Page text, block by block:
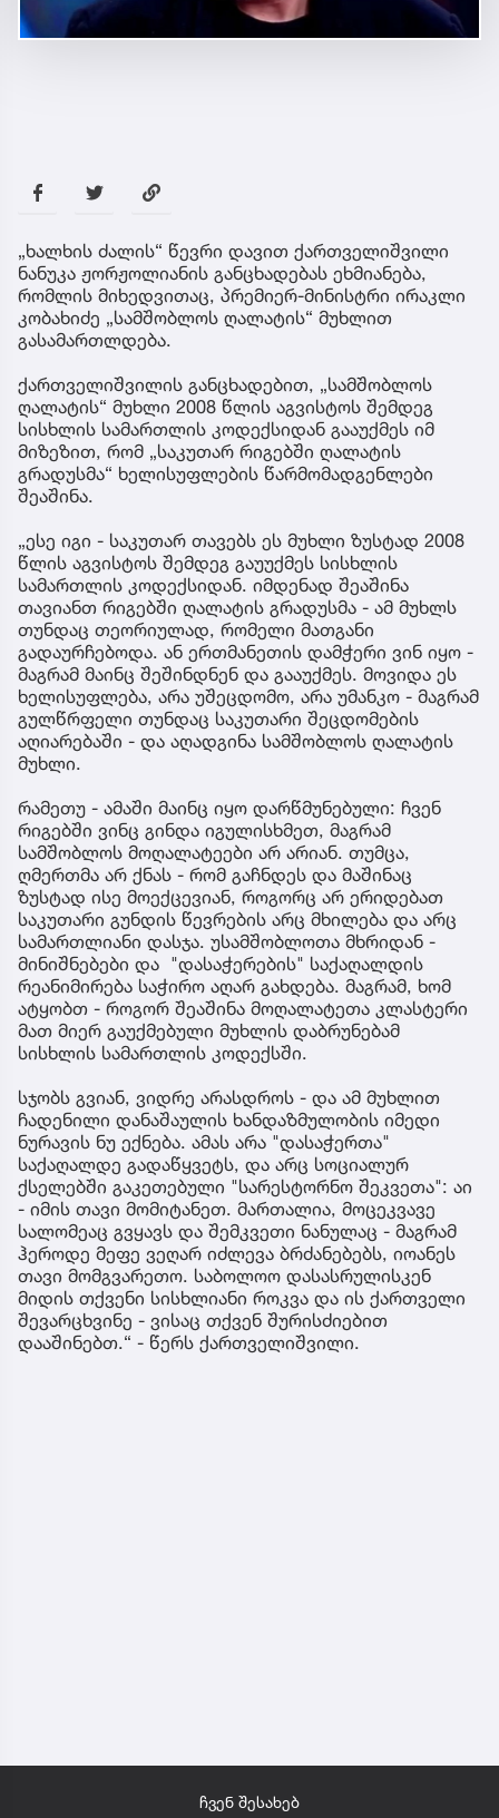
„ხალხის ძალის“ წევრი დავით ქართველიშვილი
ნანუკა ჟორჟოლიანის განცხადებას ეხმიანება,
რომლის მიხედვითაც, პრემიერ-მინისტრი ირაკლი
კობახიძე „სამშობლოს ღალატის“ მუხლით
გასამართლდება.
ქართველიშვილის განცხადებით, „სამშობლოს
ღალატის“ მუხლი 2008 წლის აგვისტოს შემდეგ
სისხლის სამართლის კოდექსიდან გააუქმეს იმ
მიზეზით, რომ „საკუთარ რიგებში ღალატის
გრადუსმა“ ხელისუფლების წარმომადგენლები
შეაშინა.
„ესე იგი - საკუთარ თავებს ეს მუხლი ზუსტად 2008
წლის აგვისტოს შემდეგ გაუუქმეს სისხლის
სამართლის კოდექსიდან. იმდენად შეაშინა
თავიანთ რიგებში ღალატის გრადუსმა - ამ მუხლს
თუნდაც თეორიულად, რომელი მათგანი
გადაურჩებოდა. ან ერთმანეთის დამჭერი ვინ იყო -
მაგრამ მაინც შეშინდნენ და გააუქმეს. მოვიდა ეს
ხელისუფლება, არა უშეცდომო, არა უმანკო - მაგრამ
გულწრფელი თუნდაც საკუთარი შეცდომების
აღიარებაში - და აღადგინა სამშობლოს ღალატის
მუხლი.
რამეთუ - ამაში მაინც იყო დარწმუნებული: ჩვენ
რიგებში ვინც გინდა იგულისხმეთ, მაგრამ
სამშობლოს მოღალატეები არ არიან. თუმცა,
ღმერთმა არ ქნას - რომ გაჩნდეს და მაშინაც
ზუსტად ისე მოექცევიან, როგორც არ ერიდებათ
საკუთარი გუნდის წევრების არც მხილება და არც
სამართლიანი დასჯა. უსამშობლოთა მხრიდან -
მინიშნებები და "დასაჭერების" საქაღალდის
რეანიმირება საჭირო აღარ გახდება. მაგრამ, ხომ
ატყობთ - როგორ შეაშინა მოღალატეთა კლასტერი
მათ მიერ გაუქმებული მუხლის დაბრუნებამ
სისხლის სამართლის კოდექსში.
სჯობს გვიან, ვიდრე არასდროს - და ამ მუხლით
ჩადენილი დანაშაულის ხანდაზმულობის იმედი
ნურავის ნუ ექნება. ამას არა "დასაჭერთა"
საქაღალდე გადაწყვეტს, და არც სოციალურ
ქსელებში გაკეთებული "სარესტორნო შეკვეთა": აი
- იმის თავი მომიტანეთ. მართალია, მოცეკვავე
სალომეაც გვყავს და შემკვეთი ნანულაც - მაგრამ
ჰეროდე მეფე ვეღარ იძლევა ბრძანებებს, იოანეს
თავი მომგვარეთო. საბოლოო დასასრულისკენ
მიდის თქვენი სისხლიანი როკვა და ის ქართველი
შევარცხვინე - ვისაც თქვენ შურისძიებით
დააშინებთ.“ - წერს ქართველიშვილი.
ჩვენ შესახებ